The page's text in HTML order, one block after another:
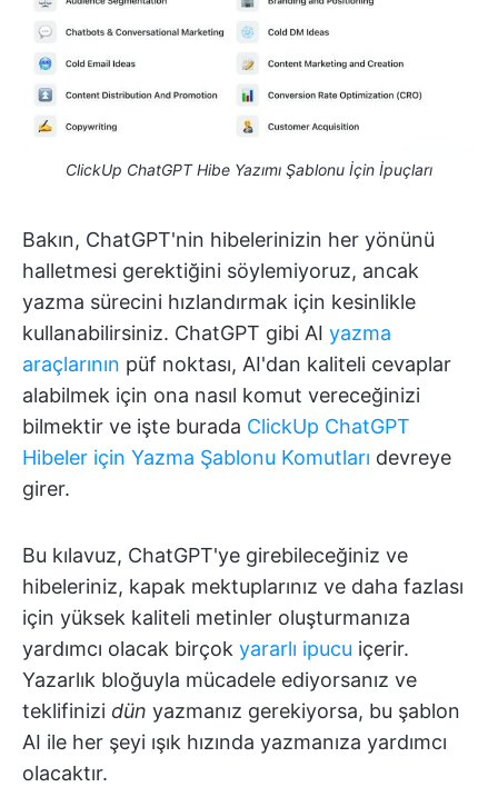
ClickUp ChatGPT Hibe Yazımı Şablonu İçin İpuçları
Bakın, ChatGPT'nin hibelerinizin her yönünü
halletmesi gerektiğini söylemiyoruz, ancak
yazma sürecini hızlandırmak için kesinlikle
kullanabilirsiniz. ChatGPT gibi AI yazma
araçlarının püf noktası, AI'dan kaliteli cevaplar
alabilmek için ona nasıl komut vereceğinizi
bilmektir ve işte burada ClickUp ChatGPT
Hibeler için Yazma Şablonu Komutları devreye
girer.
Bu kılavuz, ChatGPT'ye girebileceğiniz ve
hibeleriniz, kapak mektuplarınız ve daha fazlası
için yüksek kaliteli metinler oluşturmanıza
yardımcı olacak birçok yararlı ipucu içerir.
Yazarlık bloğuyla mücadele ediyorsanız ve
teklifinizi dün yazmanız gerekiyorsa, bu şablon
AI ile her şeyi ışık hızında yazmanıza yardımcı
olacaktır.